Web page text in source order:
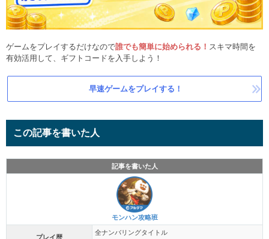
ゲームをプレイするだけなので誰でも簡単に始められる！ スキマ時間を
有効活用して、ギフトコードを入手しよう！
早速ゲームをプレイする！
この記事を書いた人
記事を書いた人
モンハン攻略班
プレイ歴
全ナンバリングタイトル